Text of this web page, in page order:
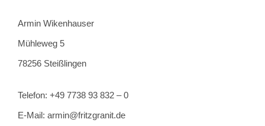
Armin Wikenhauser
Mühleweg 5
78256 Steißlingen
Telefon: +49 7738 93 832 – 0
E-Mail: armin@fritzgranit.de